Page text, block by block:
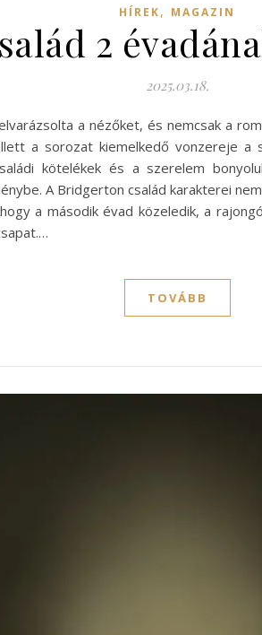
HÍREK, MAGAZIN
2
2025.03.18.
a nézőket, és nemcsak a
a sorozat kiemelkedő vonzereje a
kötelékek és a szerelem
A Bridgerton család karakterei
a második évad közeledik, a
TOVÁBB